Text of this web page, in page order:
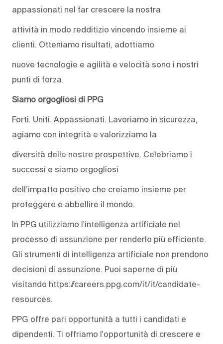
appassionati nel far crescere la nostra
attività in modo redditizio vincendo insieme ai
clienti. Otteniamo risultati, adottiamo
nuove tecnologie e agilità e velocità sono i nostri
punti di forza.
Siamo orgogliosi di PPG
Forti. Uniti. Appassionati. Lavoriamo in sicurezza,
agiamo con integrità e valorizziamo la
diversità delle nostre prospettive. Celebriamo i
successi e siamo orgogliosi
dell’impatto positivo che creiamo insieme per
proteggere e abbellire il mondo.
In PPG utilizziamo l'intelligenza artificiale nel
processo di assunzione per renderlo più efficiente.
Gli strumenti di intelligenza artificiale non prendono
decisioni di assunzione. Puoi saperne di più
visitando https://careers.ppg.com/it/it/candidate-
resources.
PPG offre pari opportunità a tutti i candidati e
dipendenti. Ti offriamo l'opportunità di crescere e